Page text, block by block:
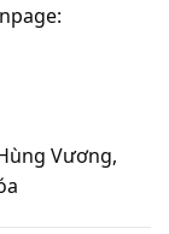
Vương,